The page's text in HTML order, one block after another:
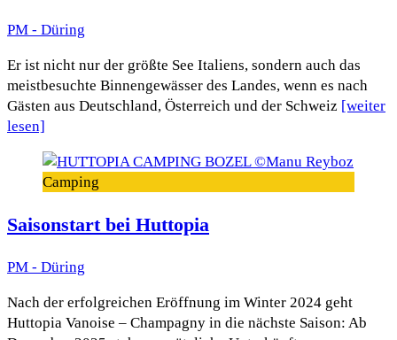
PM - Düring
Er ist nicht nur der größte See Italiens, sondern auch das
meistbesuchte Binnengewässer des Landes, wenn es nach
Gästen aus Deutschland, Österreich und der Schweiz [weiter
lesen]
Camping
Saisonstart bei Huttopia
PM - Düring
Nach der erfolgreichen Eröffnung im Winter 2024 geht
Huttopia Vanoise – Champagny in die nächste Saison: Ab